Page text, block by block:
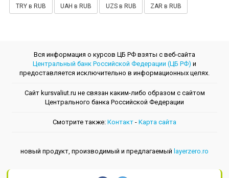
TRY в RUB UAH в RUB UZS в RUB ZAR в RUB
Вся информация о курсов ЦБ РФ взяты с веб-сайта
Центральный банк Российской Федерации (ЦБ РФ) и
предоставляется исключительно в информационных целях.
Сайт kursvaliut.ru не связан каким-либо образом с сайтом
Центрального банкa Российской Федерации
Смотрите также: Контакт - Kарта сайта
новый продукт, производимый и предлагаемый layerzero.ro